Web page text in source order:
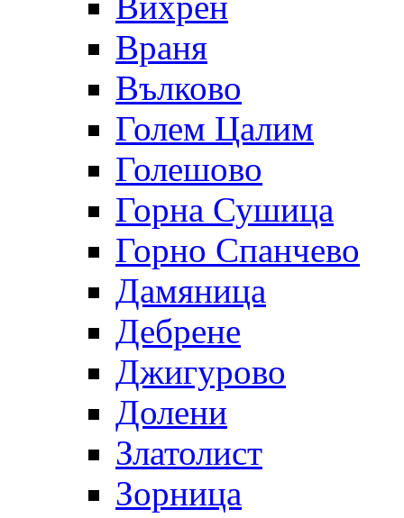
Враня
Вълково
Голем Цалим
Голешово
Горна Сушица
Горно Спанчево
Дамяница
Дебрене
Джигурово
Долени
Златолист
Зорница